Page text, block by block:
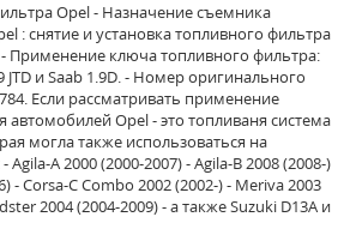
Opel - Назначение съемника
: снятие и установка топливного фильтра
Применение ключа топливного фильтра:
JTD и Saab 1.9D. - Номер оригинального
Если рассматривать применение
автомобилей Opel - это топливаня система
могла также использоваться на
A 2000 (2000-2007) - Agila-B 2008 (2008-)
- Corsa-C Combo 2002 (2002-) - Meriva 2003
2004 (2004-2009) - а также Suzuki D13A и